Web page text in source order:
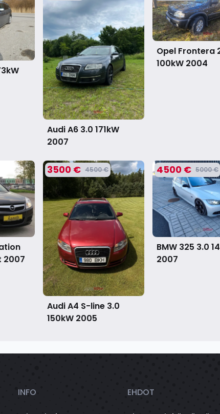
Audi A6 3.0 171kW
2007
Opel Frontera
100kW 2004
2007
3500 € 4500 €
Audi A4 S-line 3.0
150kW 2005
4500 € 5000 €
BMW 325 3.0
2007
INFO EHDOT